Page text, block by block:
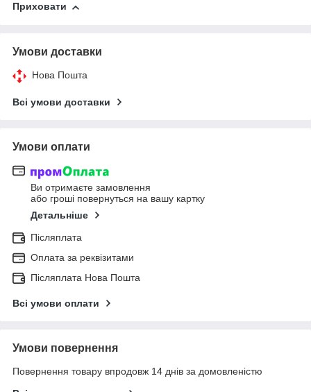
Приховати
Умови доставки
Нова Пошта
Всі умови доставки
Умови оплати
Ви отримаєте замовлення
або гроші повернуться на вашу картку
Детальніше
Післяплата
Оплата за реквізитами
Післяплата Нова Пошта
Всі умови оплати
Умови повернення
Повернення товару впродовж 14 днів за домовленістю